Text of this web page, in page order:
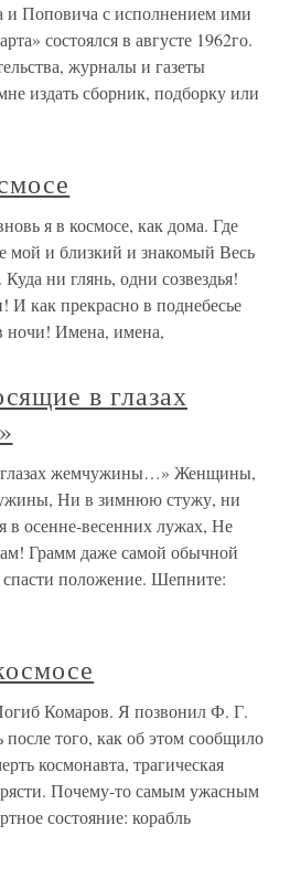
и Поповича с исполнением ими
состоялся в августе 1962го.
журналы и газеты
издать сборник, подборку или
я в космосе, как дома. Где
мой и близкий и знакомый Весь
ни глянь, одни созвездья!
И как прекрасно в поднебесье
ночи! Имена, имена,
в глазах
жемчужины…» Женщины,
Ни в зимнюю стужу, ни
в осенне-весенних лужах, Не
Грамм даже самой обычной
положение. Шепните:
Комаров. Я позвонил Ф. Г.
после того, как об этом сообщило
космонавта, трагическая
Почему-то самым ужасным
состояние: корабль